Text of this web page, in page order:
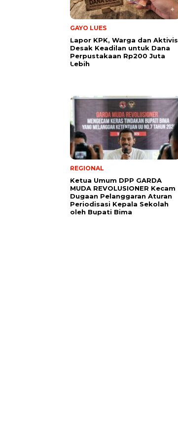
GAYO LUES
Lapor KPK, Warga dan Aktivis
Desak Keadilan untuk Dana
Perpustakaan Rp200 Juta
Lebih
REGIONAL
Ketua Umum DPP GARDA
MUDA REVOLUSIONER Kecam
Dugaan Pelanggaran Aturan
Periodisasi Kepala Sekolah
oleh Bupati Bima